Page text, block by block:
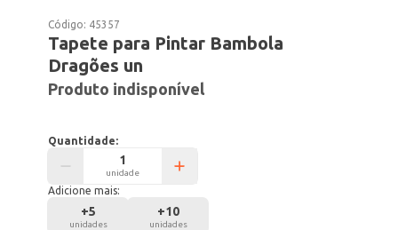
Código: 45357
Tapete para Pintar Bambola
Dragões un
Produto indisponível
Quantidade:
unidade
Adicione mais:
+5
unidades
+10
unidades